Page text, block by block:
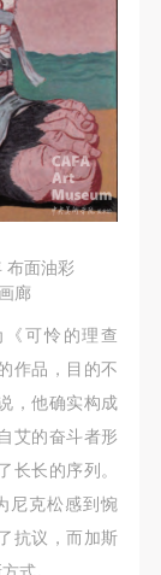
布面油彩
廊
可怜的理查
作品，目的不
，他确实构成
艾的奋斗者形
长长的序列。
尼克松感到惋
抗议，而加斯
的法律责
人员及活
动中所涉
设施，若参
作材料及配
成相应工
活动者应
的经济损
不承担人身
民共和国
行 《中华
试行）>的
用方（乙
的法律责
人员及活
动中所涉
设施，若参
作材料及配
成相应工
活动者应
的经济损
不承担人身
民共和国
行 《中华
试行）>的
用方（乙
的法律责
人员及活
动中所涉
设施，若参
作材料及配
成相应工
活动者应
的经济损
不承担人身
民共和国
行 《中华
试行）>的
用方（乙